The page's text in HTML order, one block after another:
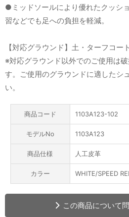
●ミッドソールにより優れたクッシ
習などでも足への負担を軽減。
【対応グラウンド】土・ターフコート
※対応グラウンド以外でのご使用は
す。ご使用のグラウンドに適したシ
い。
商品コード 1103A123-102
モデルNo 1103A123
商品仕様 人工皮革
カラー WHITE/SPEED
この商品について